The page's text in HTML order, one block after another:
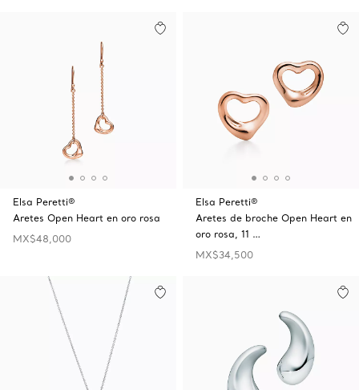
Elsa Peretti®
Aretes Open Heart en oro rosa
MX$48,000
Elsa Peretti®
Aretes de broche Open Heart en
oro rosa, 11 …
MX$34,500